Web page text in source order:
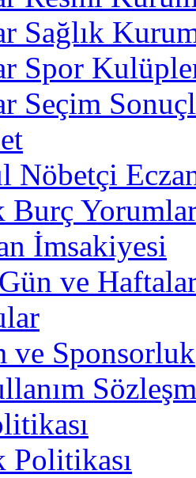
Sağlık
Spor
Seçim
Nöbetçi
Burç
İmsakiyesi
ve
ve Sponsorluk